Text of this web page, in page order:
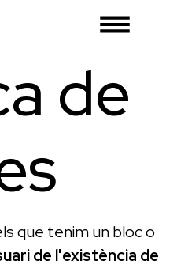
de
que tenim un bloc o
de l'existència de